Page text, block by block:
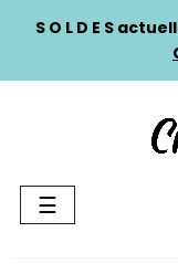
S O L D E S
Basculer
la
☰